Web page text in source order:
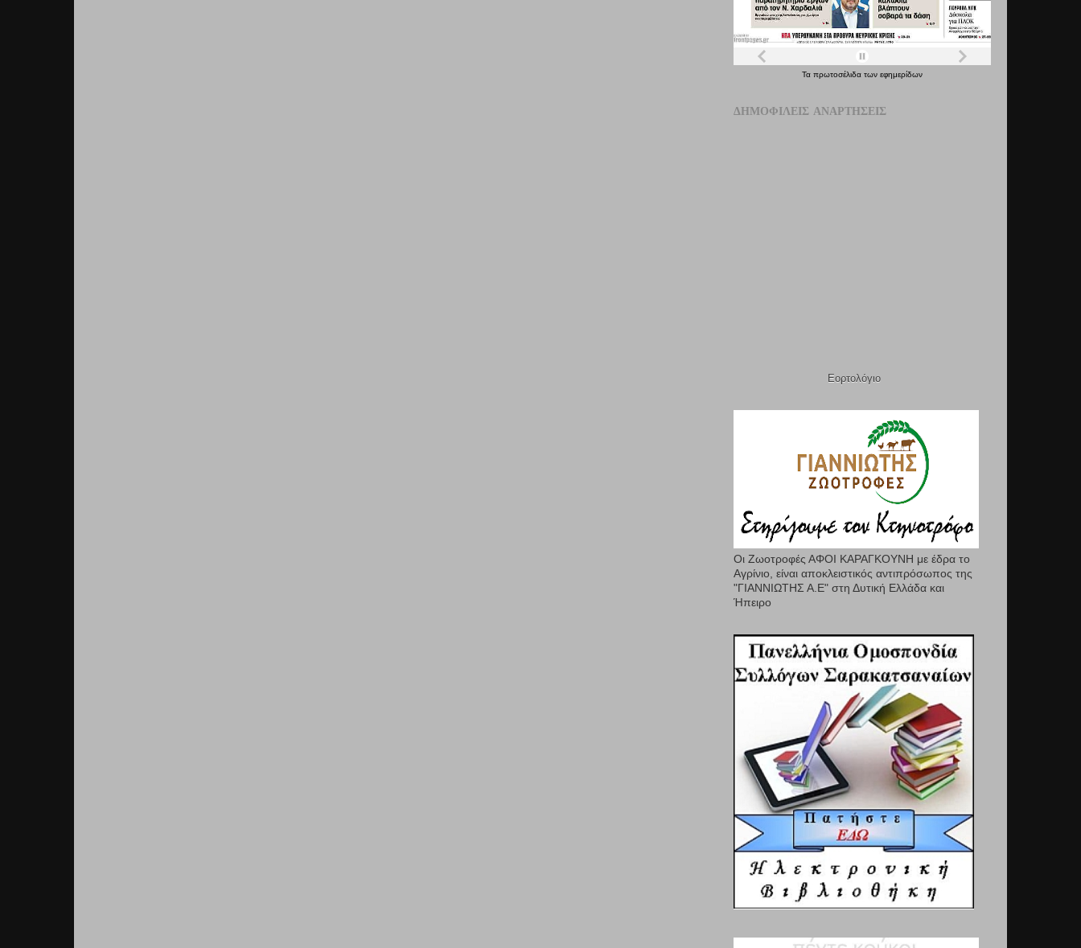
Τα πρωτοσέλιδα των εφημερίδων
ΔΗΜΟΦΙΛΕΊΣ ΑΝΑΡΤΉΣΕΙΣ
Εορτολόγιο
Οι Ζωοτροφές ΑΦΟΙ ΚΑΡΑΓΚΟΥΝΗ με έδρα το
Αγρίνιο, είναι αποκλειστικός αντιπρόσωπος της
"ΓΙΑΝΝΙΩΤΗΣ Α.Ε" στη Δυτική Ελλάδα και
Ήπειρο